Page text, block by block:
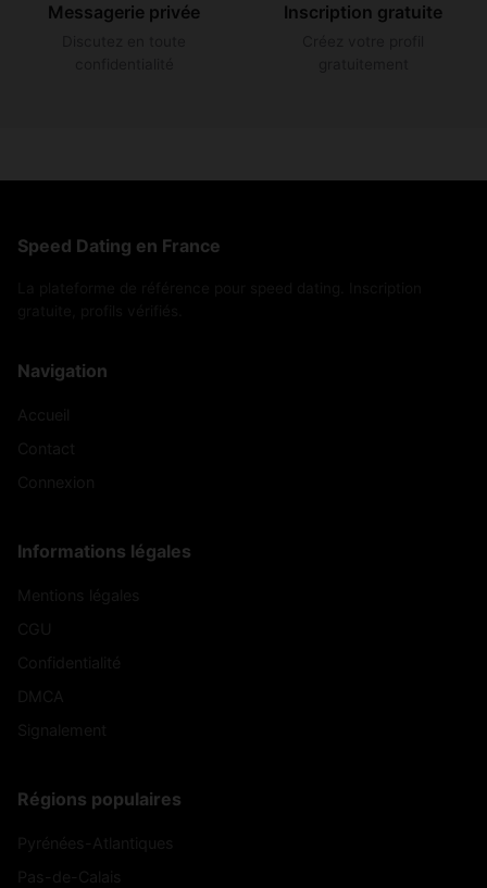
Messagerie privée Inscription gratuite
Speed Dating en France
Navigation
Informations légales
Régions populaires